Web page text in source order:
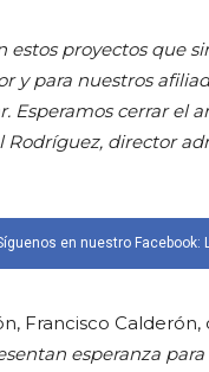
proyectos que
y para nuestros
cerrar el
Rodríguez, director
en nuestro Facebook:
Francisco
esperanza